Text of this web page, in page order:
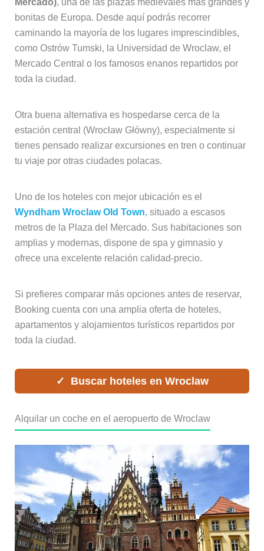
bonitas de Europa. Desde aquí podrás recorrer
caminando la mayoría de los lugares imprescindibles,
como Ostrów Tumski, la Universidad de Wroclaw, el
Mercado Central o los famosos enanos repartidos por
toda la ciudad.
Otra buena alternativa es hospedarse cerca de la
estación central (Wrocław Główny), especialmente si
tienes pensado realizar excursiones en tren o continuar
tu viaje por otras ciudades polacas.
Uno de los hoteles con mejor ubicación es el
Wyndham Wroclaw Old Town, situado a escasos
metros de la Plaza del Mercado. Sus habitaciones son
amplias y modernas, dispone de spa y gimnasio y
ofrece una excelente relación calidad-precio.
Si prefieres comparar más opciones antes de reservar,
Booking cuenta con una amplia oferta de hoteles,
apartamentos y alojamientos turísticos repartidos por
toda la ciudad.
Buscar hoteles en Wroclaw
Alquilar un coche en el aeropuerto de Wroclaw